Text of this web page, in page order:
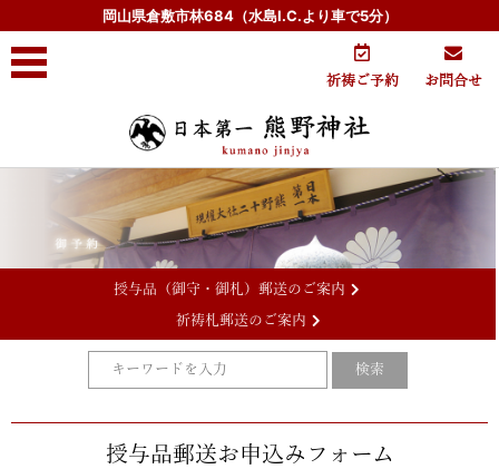
岡山県倉敷市林684（水島I.C.より車で5分）
祈祷ご予約 お問合せ
授与品（御守・御札）郵送のご案内
祈祷札郵送のご案内
授与品郵送お申込みフォーム